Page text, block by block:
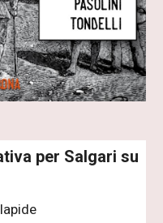
per Salgari su